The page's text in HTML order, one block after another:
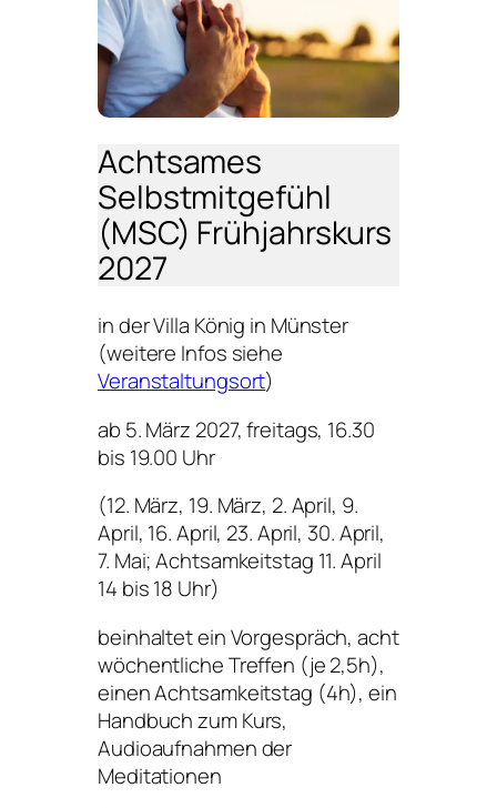
Achtsames
Selbstmitgefühl
(MSC) Frühjahrskurs
2027
in der Villa König in Münster
(weitere Infos siehe
Veranstaltungsort)
ab 5. März 2027, freitags, 16.30
bis 19.00 Uhr
(12. März, 19. März, 2. April, 9.
April, 16. April, 23. April, 30. April,
7. Mai; Achtsamkeitstag 11. April
14 bis 18 Uhr)
beinhaltet ein Vorgespräch, acht
wöchentliche Treffen (je 2,5h),
einen Achtsamkeitstag (4h), ein
Handbuch zum Kurs,
Audioaufnahmen der
Meditationen